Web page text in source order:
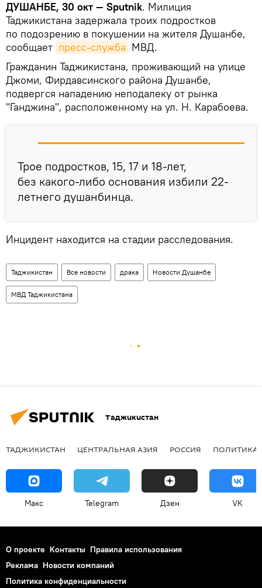
ДУШАНБЕ, 30 окт — Sputnik. Милиция
Таджикистана задержала троих подростков
по подозрению в покушении на жителя Душанбе,
сообщает пресс-служба МВД.
Гражданин Таджикистана, проживающий на улице
Джоми, Фирдавсинского района Душанбе,
подвергся нападению неподалеку от рынка
"Ганджина", расположенному на ул. Н. Карабоева.
Трое подростков, 15, 17 и 18-лет,
без какого-либо основания избили 22-
летнего душанбинца.
Инцидент находится на стадии расследования.
Таджикистан Все новости драка Новости Душанбе
МВД Таджикистана
Таджикистан
ТАДЖИКИСТАН ЦЕНТРАЛЬНАЯ АЗИЯ РОССИЯ ПОЛИТИКА
Макс Telegram Дзен VK
О проекте Контакты Правила использования
Реклама Новости компаний
Политика конфиденциальности